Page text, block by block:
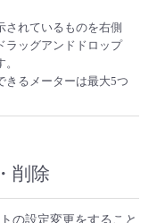
されているものを右側
ラッグアンドドロップ
きるメーターは最大5つ
削除
の設定変更をすること